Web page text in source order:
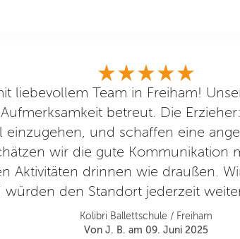
liebevollem Team in Freiham!
betreut. Die
einzugehen, und schaffen eine
wir die gute Kommunikation
Aktivitäten drinnen wie draußen.
würden den Standort jederzeit
Kolibri Ballettschule / Freiham
Von J. B. am 09. Juni 2025